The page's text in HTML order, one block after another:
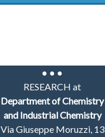
● ● ●
RESEARCH at
Department of Chemistry
and Industrial Chemistry
Via Giuseppe Moruzzi, 13